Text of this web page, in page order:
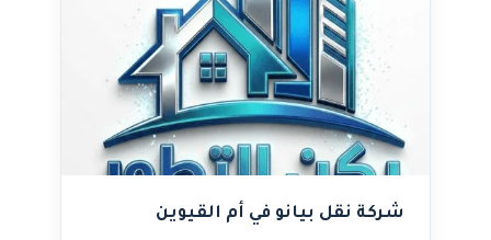
شركة نقل بيانو في أم القيوين